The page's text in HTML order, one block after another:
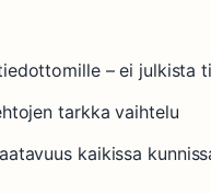
– ei julkista
tarkka vaihtelu
kaikissa